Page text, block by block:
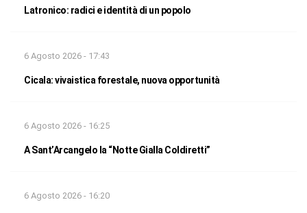
Latronico: radici e identità di un popolo
6 Agosto 2026 - 17:43
Cicala: vivaistica forestale, nuova opportunità
6 Agosto 2026 - 16:25
A Sant’Arcangelo la “Notte Gialla Coldiretti”
6 Agosto 2026 - 16:20